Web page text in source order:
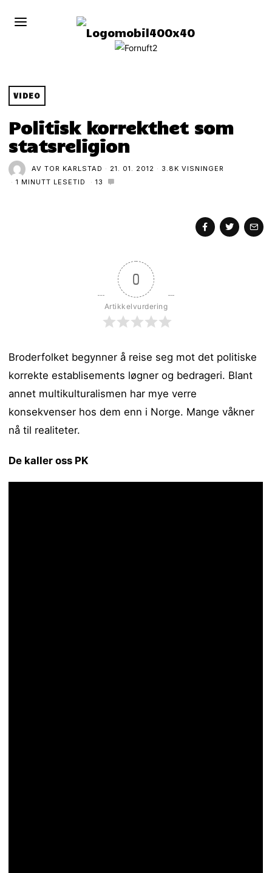
VIDEO
Politisk korrekthet som
statsreligion
AVTOR KARLSTAD 21. 01. 2012
3.8K VISNINGER
1 MINUTT LESETID
13
0
Artikkelvurdering
Broderfolket begynner å reise seg mot det politiske
korrekte establisements løgner og bedrageri. Blant
annet multikulturalismen har mye verre
konsekvenser hos dem enn i Norge. Mange våkner
nå til realiteter.
De kaller oss PK